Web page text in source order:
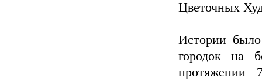
Цветочных
Истории
городок на
протяжении